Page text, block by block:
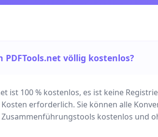
völlig kostenlos?
ist 100 % kostenlos, es ist keine
erforderlich. Sie können alle
kostenlos und